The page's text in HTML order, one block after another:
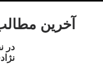
آخرین
در